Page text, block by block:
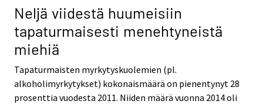
Neljä viidestä huumeisiin
tapaturmaisesti menehtyneistä
miehiä
Tapaturmaisten myrkytyskuolemien (pl.
alkoholimyrkytykset) kokonaismäärä on pienentynyt 28
prosenttia vuodesta 2011. Niiden määrä vuonna 2014 oli